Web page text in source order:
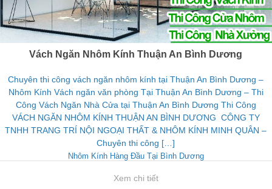
Vách Ngăn Nhôm Kính Thuận An Bình Dương
Chuyên thi công vách ngăn nhôm kính tại Thuận An Bình Dương –
Nhôm Kính Vách ngăn văn phòng Tại Thuận An Bình Dương – Thi
Công Vách Ngăn Nhà Cửa tại Thuận An Bình Dương Thi Công
VÁCH NGĂN NHÔM KÍNH THUẬN AN BÌNH DƯƠNG CÔNG TY
TNHH TRANG TRÍ NỘI NGOẠI THẤT & NHÔM KÍNH MINH QUÂN –
Chuyên thi công […]
Nhôm Kính Hàng Đầu Tại Bình Dương
Xem chi tiết